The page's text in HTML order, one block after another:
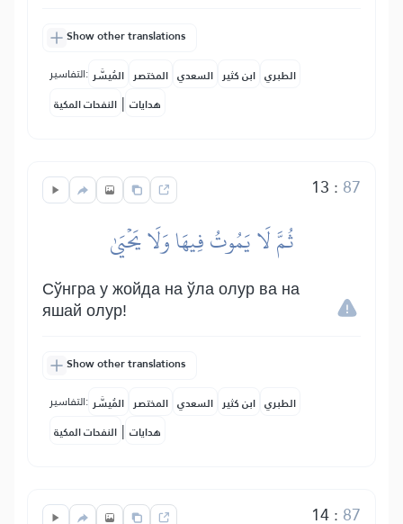
Show other translations
التفاسير: المُيسَّر المختصر السعدي ابن كثير الطبري
النفحات المكية | هدايات
13 : 87
ثُمَّ لَا يَمُوتُ فِيهَا وَلَا يَحۡيَىٰ
Сўнгра у жойда на ўла олур ва на
яшай олур!
Show other translations
التفاسير: المُيسَّر المختصر السعدي ابن كثير الطبري
النفحات المكية | هدايات
14: 87